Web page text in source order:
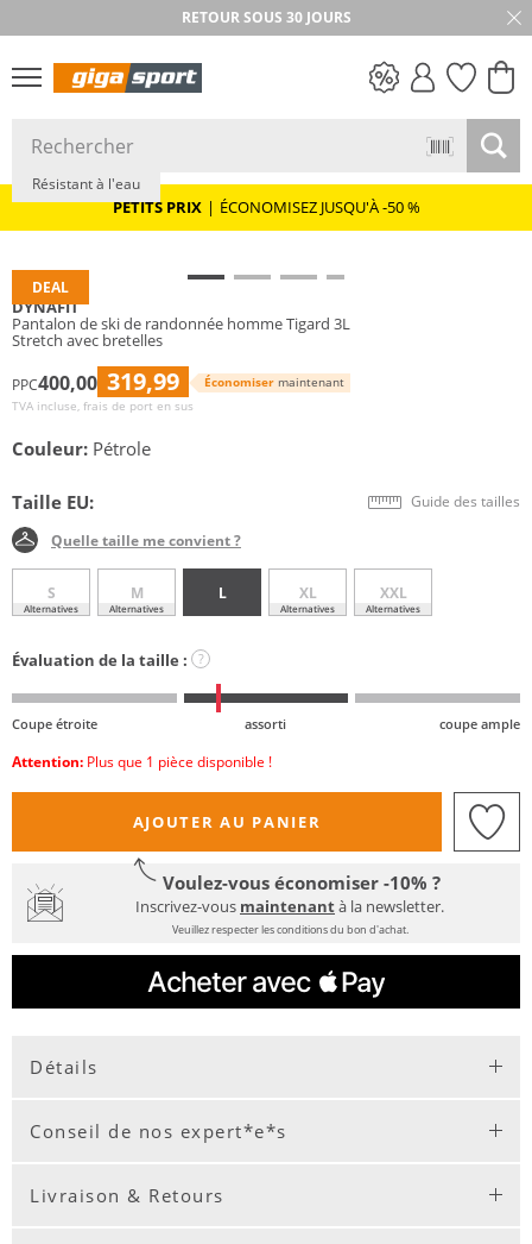
RETOUR SOUS 30 JOURS
PETITS PRIX
PETITS PRIX | ÉCONOMISEZ JUSQU'À -50 %
DEAL
Durable
Résistant à l'eau
DYNAFIT
Pantalon de ski de randonnée homme Tigard 3L
Stretch avec bretelles
PPC400,00 319,99 Économiser maintenant
TVA incluse, frais de port en sus
Couleur: Pétrole
Taille EU: Guide des tailles
Quelle taille me convient ?
S
Alternatives
M
Alternatives
L XL
Alternatives
XXL
Alternatives
Évaluation de la taille : ?
Coupe étroite assorti coupe ample
Attention: Plus que 1 pièce disponible !
AJOUTER AU PANIER
Voulez-vous économiser -10% ?
Inscrivez-vous maintenantà la newsletter.
Veuillez respecter les conditions du bon d'achat.
Détails
Conseil de nos expert*e*s
Livraison & Retours